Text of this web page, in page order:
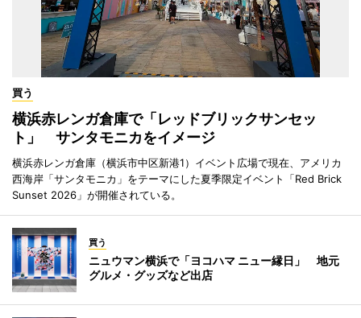
買う
横浜赤レンガ倉庫で「レッドブリックサンセッ
ト」 サンタモニカをイメージ
横浜赤レンガ倉庫（横浜市中区新港1）イベント広場で現在、アメリカ
西海岸「サンタモニカ」をテーマにした夏季限定イベント「Red Brick
Sunset 2026」が開催されている。
買う
ニュウマン横浜で「ヨコハマ ニュー縁日」 地元
グルメ・グッズなど出店